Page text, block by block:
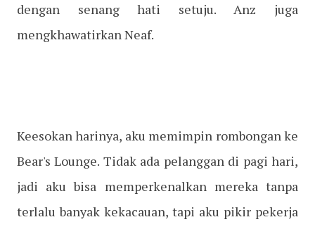
dengan senang hati setuju. Anz juga
mengkhawatirkan Neaf.
Keesokan harinya, aku memimpin rombongan ke
Bear's Lounge. Tidak ada pelanggan di pagi hari,
jadi aku bisa memperkenalkan mereka tanpa
terlalu banyak kekacauan, tapi aku pikir pekerja